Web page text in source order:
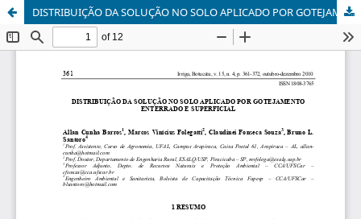
DISTRIBUIÇÃO DA SOLUÇÃO NO SOLO APLICADO POR GOTEJAMENTO ENTERRADO E SUPERFICIAL